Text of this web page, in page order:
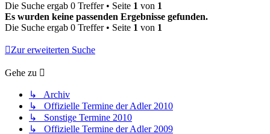
Die Suche ergab 0 Treffer • Seite 1 von 1
Es wurden keine passenden Ergebnisse gefunden.
Die Suche ergab 0 Treffer • Seite 1 von 1
Zur erweiterten Suche
Gehe zu
↳ Archiv
↳ Offizielle Termine der Adler 2010
↳ Sonstige Termine 2010
↳ Offizielle Termine der Adler 2009